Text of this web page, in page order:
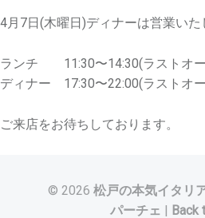
4月7日(木曜日)ディナーは営業いた
ランチ 11:30〜14:30(ラストオー
ディナー 17:30〜22:00(ラストオ
ご来店をお待ちしております。
© 2026 松戸の本気イタリ
パーチェ | Back